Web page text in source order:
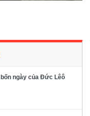
ngày của Đức Lêô